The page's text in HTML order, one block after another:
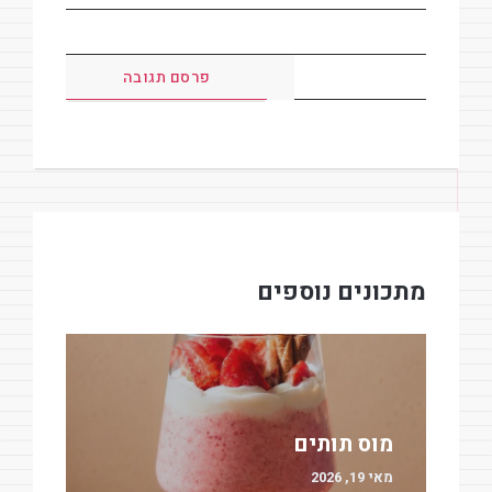
מתכונים נוספים
מוס תותים
מאי 19, 2026